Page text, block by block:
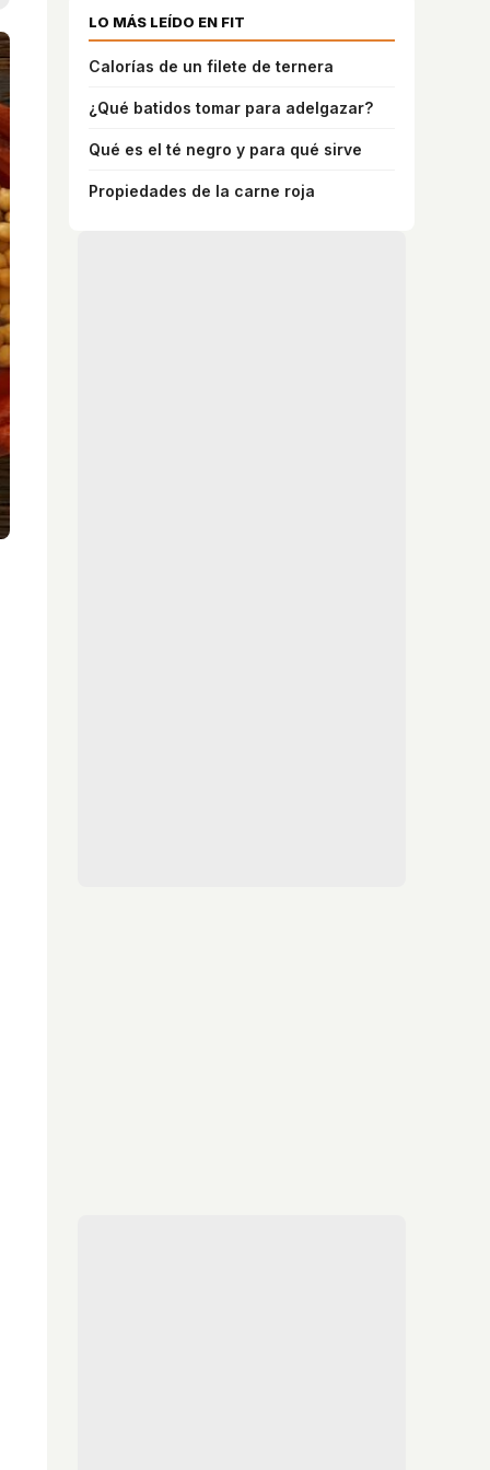
LO MÁS LEÍDO EN FIT
Calorías de un filete de ternera
¿Qué batidos tomar para adelgazar?
Qué es el té negro y para qué sirve
Propiedades de la carne roja